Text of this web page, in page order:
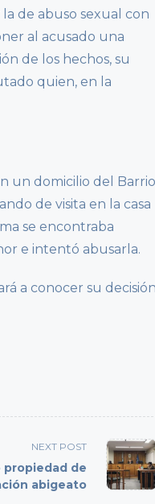
de abuso sexual con
al acusado una
de los hechos, su
quien, en la
un domicilio del Barrio
de visita en la casa
se encontraba
e intentó abusarla.
a conocer su
NEXT POST
propiedad de
abigeato